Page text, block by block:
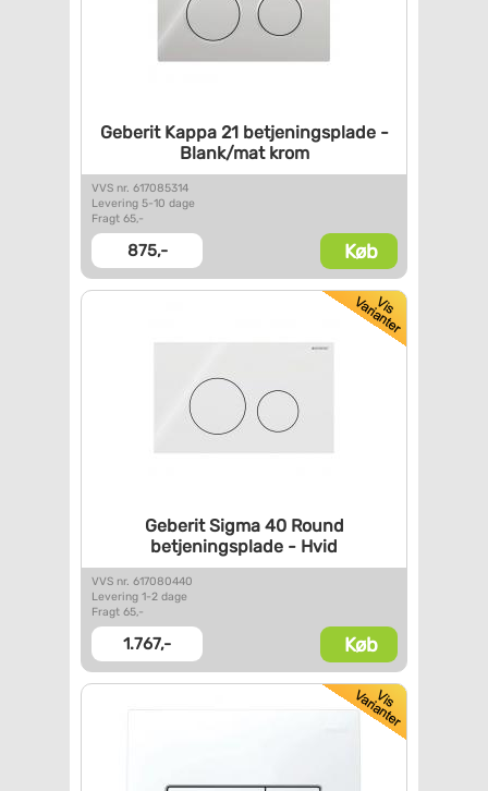
Geberit Kappa 21betjeningsplade -
Blank/matkrom
VVS nr. 617085314
Levering 5-10 dage
Fragt 65,-
875,- Køb
Geberit Sigma 40 Round
betjeningsplade - Hvid
VVS nr. 617080440
Levering 1-2 dage
Fragt 65,-
1.767,- Køb